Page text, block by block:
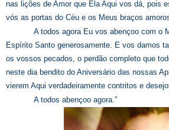
nas lições de Amor que Ela Aqui vos dá, pois
vós as portas do Céu e os Meus braços
A todos agora Eu vos abençoo com o
Espírito Santo generosamente. E vos damos
os vossos pecados, o perdão completo que
neste dia bendito do Aniversário das nossas
vierem Aqui verdadeiramente contritos e
A todos abençoo agora.”